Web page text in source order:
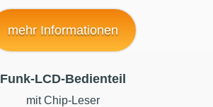
mehr Informationen
Funk-LCD-Bedienteil
mit Chip-Leser